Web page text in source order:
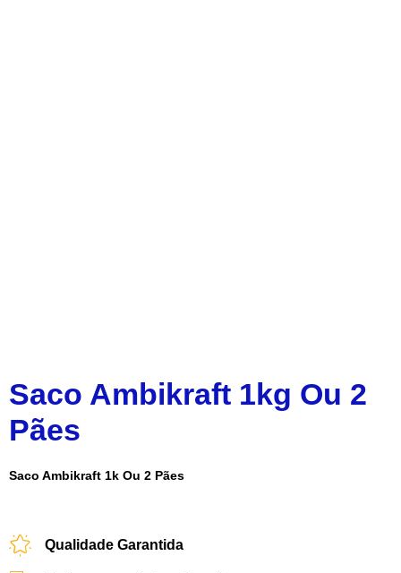
Saco Ambikraft 1kg Ou 2
Pães
Saco Ambikraft 1k Ou 2 Pães
Qualidade Garantida